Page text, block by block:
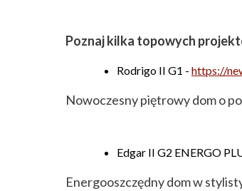
Poznaj kilka topowych
Rodrigo II G1 - https://
Nowoczesny piętrowy dom o
Edgar II G2 ENERGO
Energooszczędny dom w